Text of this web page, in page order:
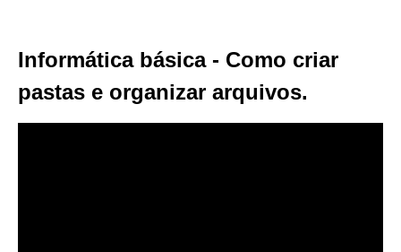
Informática básica - Como criar
pastas e organizar arquivos.